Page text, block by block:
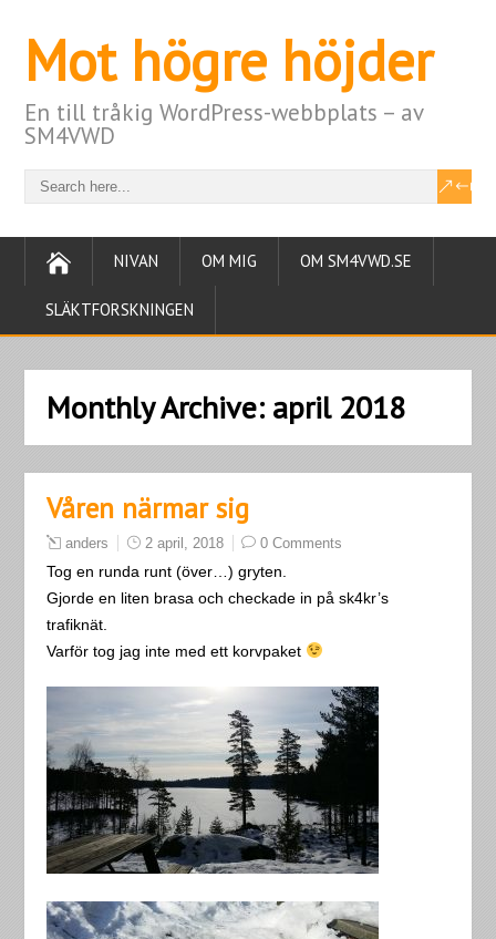
Mot högre höjder
En till tråkig WordPress-webbplats – av
SM4VWD
NIVAN OM MIG OM SM4VWD.SE
SLÄKTFORSKNINGEN
Monthly Archive: april 2018
Våren närmar sig
anders 2 april, 2018 0 Comments
Tog en runda runt (över…) gryten.
Gjorde en liten brasa och checkade in på sk4kr’s
trafiknät.
Varför tog jag inte med ett korvpaket